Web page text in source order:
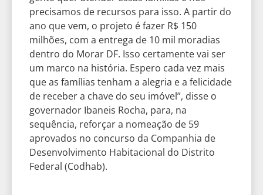
precisamos de recursos para isso. A partir do
ano que vem, o projeto é fazer R$ 150
milhões, com a entrega de 10 mil moradias
dentro do Morar DF. Isso certamente vai ser
um marco na história. Espero cada vez mais
que as famílias tenham a alegria e a felicidade
de receber a chave do seu imóvel”, disse o
governador Ibaneis Rocha, para, na
sequência, reforçar a nomeação de 59
aprovados no concurso da Companhia de
Desenvolvimento Habitacional do Distrito
Federal (Codhab).